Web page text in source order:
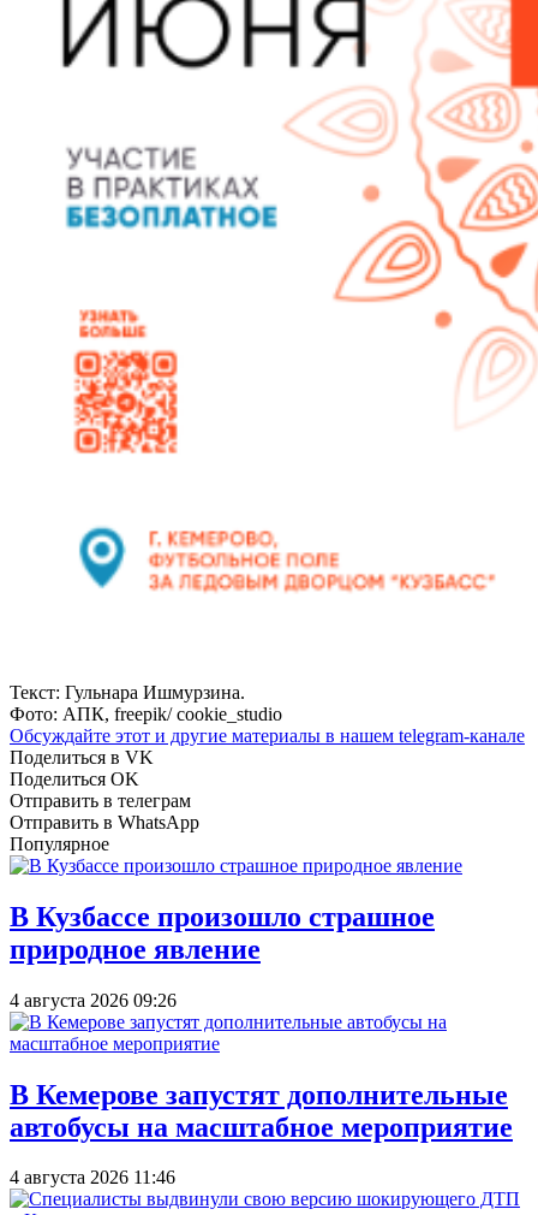
Текст: Гульнара Ишмурзина.
Фото: АПК, freepik/ cookie_studio
Обсуждайте этот и другие материалы в нашем telegram-канале
Поделиться в VK
Поделиться OK
Отправить в телеграм
Отправить в WhatsApp
Популярное
В Кузбассе произошло страшное
природное явление
4 августа 2026 09:26
В Кемерове запустят дополнительные
автобусы на масштабное мероприятие
4 августа 2026 11:46